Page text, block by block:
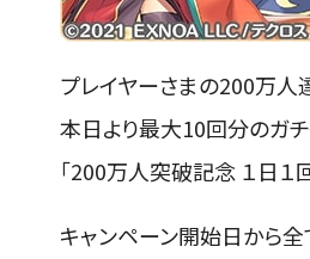
プレイヤーさまの200万人
本日より最大10回分のガ
「200万人突破記念 １日１
キャンペーン開始日から